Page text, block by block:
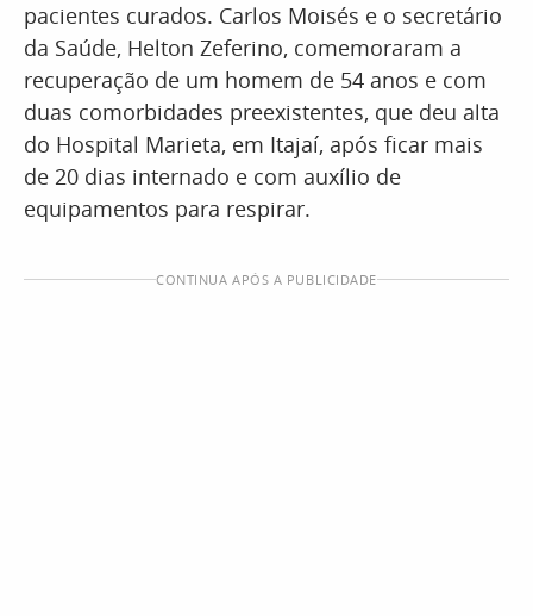
pacientes curados. Carlos Moisés e o secretário
da Saúde, Helton Zeferino, comemoraram a
recuperação de um homem de 54 anos e com
duas comorbidades preexistentes, que deu alta
do Hospital Marieta, em Itajaí, após ficar mais
de 20 dias internado e com auxílio de
equipamentos para respirar.
CONTINUA APÓS A PUBLICIDADE